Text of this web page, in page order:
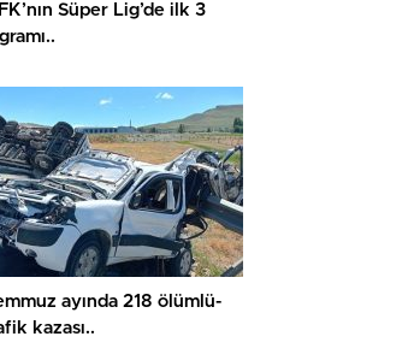
Süper Lig’de ilk 3
ayında 218 ölümlü-
kazası..